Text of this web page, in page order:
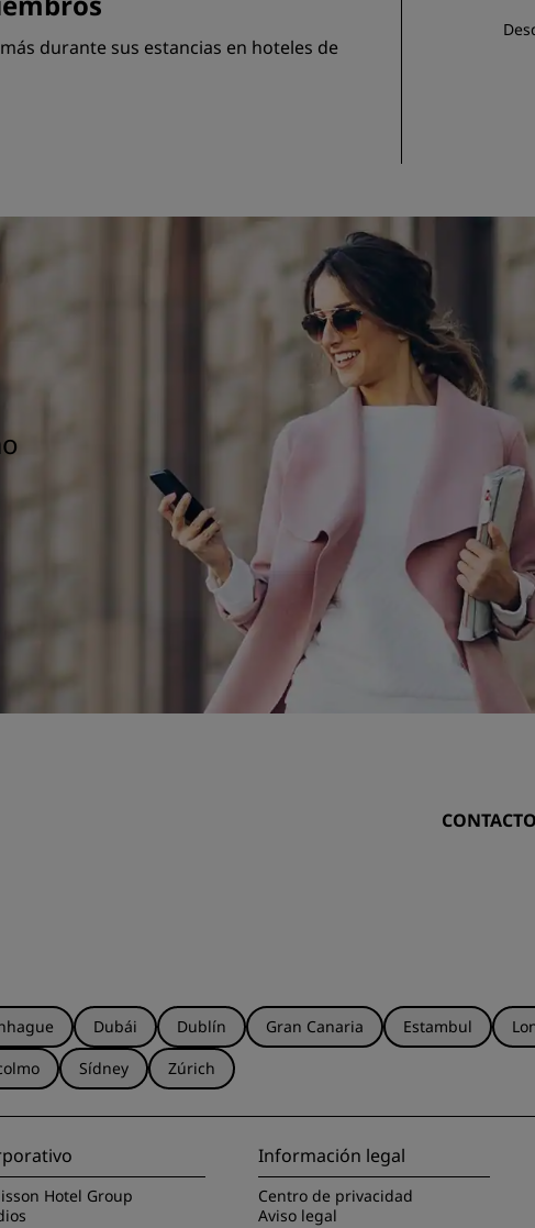
durante sus estancias en hoteles de
CONTACTO
Dubái Dublín Gran Canaria Estambul
Sídney Zúrich
Hotel Group
Información legal
Centro de privacidad
Aviso legal